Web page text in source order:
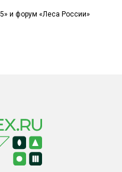
и форум «Леса России»